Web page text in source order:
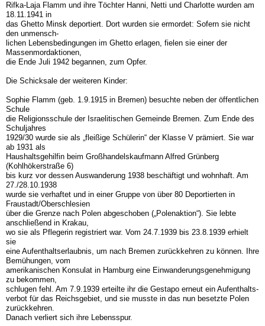
Rifka-Laja Flamm und ihre Töchter Hanni, Netti und Charlotte wurden am
18.11.1941 in
das Ghetto Minsk deportiert. Dort wurden sie ermordet: Sofern sie nicht
den unmensch-
lichen Lebensbedingungen im Ghetto erlagen, fielen sie einer der
Massenmordaktionen,
die Ende Juli 1942 begannen, zum Opfer.
Die Schicksale der weiteren Kinder:
Sophie Flamm (geb. 1.9.1915 in Bremen) besuchte neben der öffentlichen
Schule
die Religionsschule der Israelitischen Gemeinde Bremen. Zum Ende des
Schuljahres
1929/30 wurde sie als „fleißige Schülerin“ der Klasse V prämiert. Sie war
ab 1931 als
Haushaltsgehilfin beim Großhandelskaufmann Alfred Grünberg
(Kohlhökerstraße 6)
bis kurz vor dessen Auswanderung 1938 beschäftigt und wohnhaft. Am
27./28.10.1938
wurde sie verhaftet und in einer Gruppe von über 80 Deportierten in
Fraustadt/Oberschlesien
über die Grenze nach Polen abgeschoben („Polenaktion“). Sie lebte
anschließend in Krakau,
wo sie als Pflegerin registriert war. Vom 24.7.1939 bis 23.8.1939 erhielt
sie
eine Aufenthaltserlaubnis, um nach Bremen zurückkehren zu können. Ihre
Bemühungen, vom
amerikanischen Konsulat in Hamburg eine Einwanderungsgenehmigung
zu bekommen,
schlugen fehl. Am 7.9.1939 erteilte ihr die Gestapo erneut ein Aufenthalts-
verbot für das Reichsgebiet, und sie musste in das nun besetzte Polen
zurückkehren.
Danach verliert sich ihre Lebensspur.